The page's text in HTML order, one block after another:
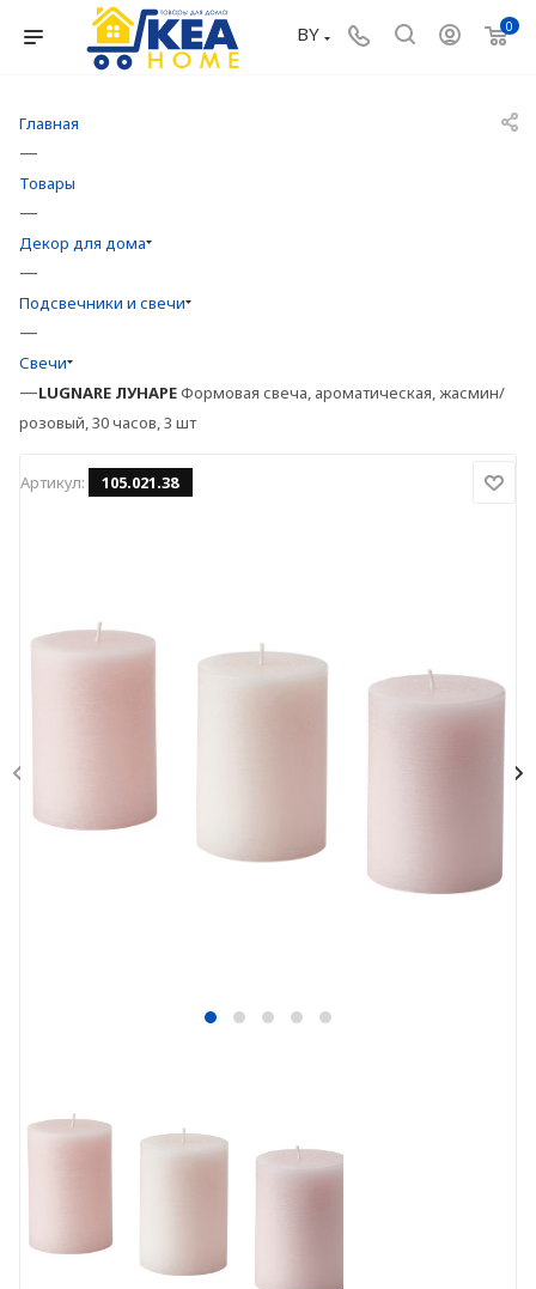
0
BY
Главная
—
Товары
—
Декор для дома
—
Подсвечники и свечи
—
Свечи
—LUGNARE ЛУНАРЕФормовая свеча, ароматическая, жасмин/
розовый, 30 часов, 3 шт
Артикул: 105.021.38